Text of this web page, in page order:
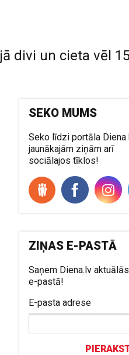
divi un cieta vēl
SEKO MUMS
Seko līdzi portāla
jaunākajām ziņām arī
sociālajos tīklos!
ZIŅAS E-PASTĀ
Saņem Diena.lv
e-pastā!
E-pasta adrese